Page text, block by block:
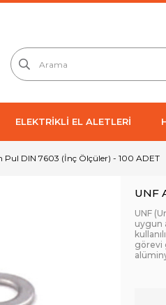
ELEKTRİKLİ EL ALETLERİ
DIN 7603 (İnç Ölçüler) - 100 ADET
UNF
UNF
uygun
görevi